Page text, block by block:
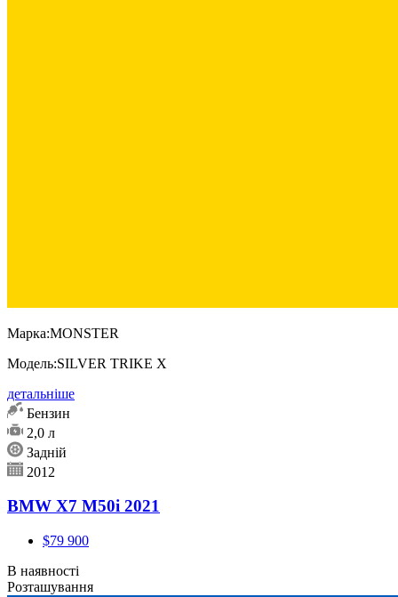
Марка:MONSTER
Модель:SILVER TRIKE X
детальніше
Бензин
2,0 л
Задній
2012
BMW X7 M50i 2021
$79 900
В наявності
Розташування